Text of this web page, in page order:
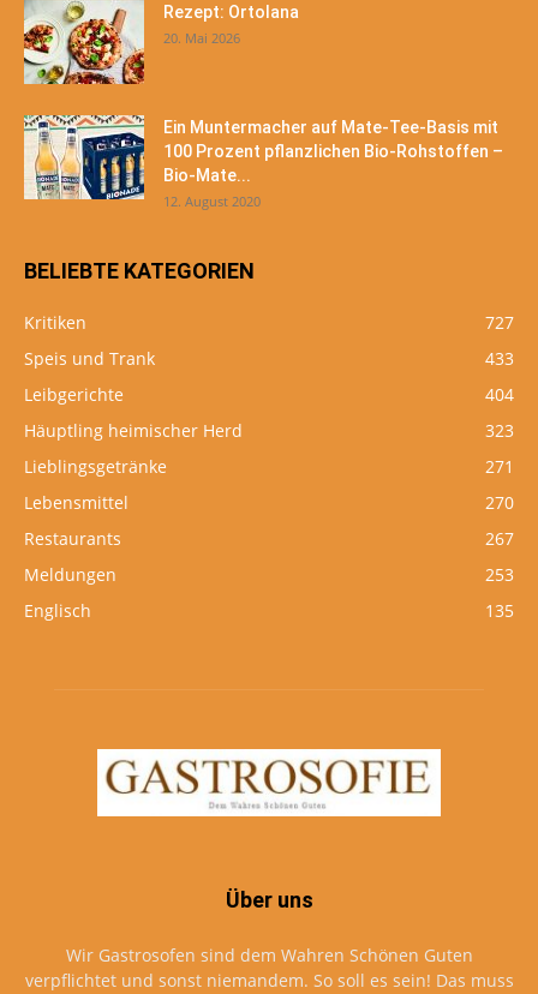
Rezept: Ortolana
20. Mai 2026
Ein Muntermacher auf Mate-Tee-Basis mit
100 Prozent pflanzlichen Bio-Rohstoffen –
Bio-Mate...
12. August 2020
BELIEBTE KATEGORIEN
Kritiken
727
Speis und Trank
433
Leibgerichte
404
Häuptling heimischer Herd
323
Lieblingsgetränke
271
Lebensmittel
270
Restaurants
267
Meldungen
253
Englisch
135
Über uns
Wir Gastrosofen sind dem Wahren Schönen Guten
verpflichtet und sonst niemandem. So soll es sein! Das muss